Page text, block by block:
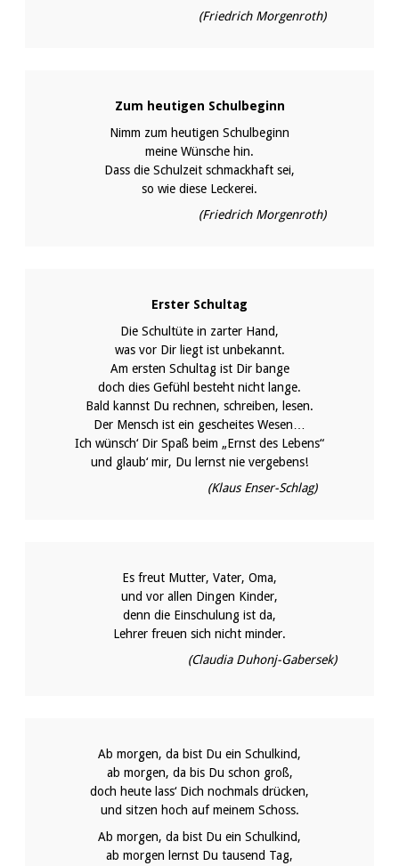
(Friedrich Morgenroth)
Zum heutigen Schulbeginn
Nimm zum heutigen Schulbeginn
meine Wünsche hin.
Dass die Schulzeit schmackhaft sei,
so wie diese Leckerei.
(Friedrich Morgenroth)
Erster Schultag
Die Schultüte in zarter Hand,
was vor Dir liegt ist unbekannt.
Am ersten Schultag ist Dir bange
doch dies Gefühl besteht nicht lange.
Bald kannst Du rechnen, schreiben, lesen.
Der Mensch ist ein gescheites Wesen…
Ich wünsch‘ Dir Spaß beim „Ernst des Lebens“
und glaub‘ mir, Du lernst nie vergebens!
(Klaus Enser-Schlag)
Es freut Mutter, Vater, Oma,
und vor allen Dingen Kinder,
denn die Einschulung ist da,
Lehrer freuen sich nicht minder.
(Claudia Duhonj-Gabersek)
Ab morgen, da bist Du ein Schulkind,
ab morgen, da bis Du schon groß,
doch heute lass‘ Dich nochmals drücken,
und sitzen hoch auf meinem Schoss.
Ab morgen, da bist Du ein Schulkind,
ab morgen lernst Du tausend Tag,